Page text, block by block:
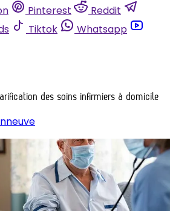
Pinterest
Reddit
Tiktok
Whatsapp
des soins infirmiers à domicile